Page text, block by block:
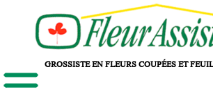
GROSSISTE EN FLEURS COUPÉES ET